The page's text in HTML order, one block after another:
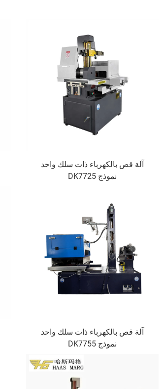
آلة قص بالكهرباء ذات سلك واحد
نموذج DK7725
آلة قص بالكهرباء ذات سلك واحد
نموذج DK7755